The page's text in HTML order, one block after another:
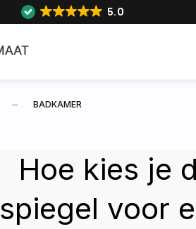
5.0
BADKAMER
Hoe kies je
spiegel voor